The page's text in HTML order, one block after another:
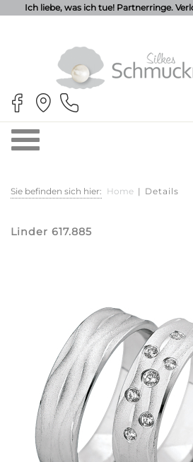
Ich liebe, was ich tue! Partnerringe.
Sie befinden sich hier: Home | Details
Linder 617.885